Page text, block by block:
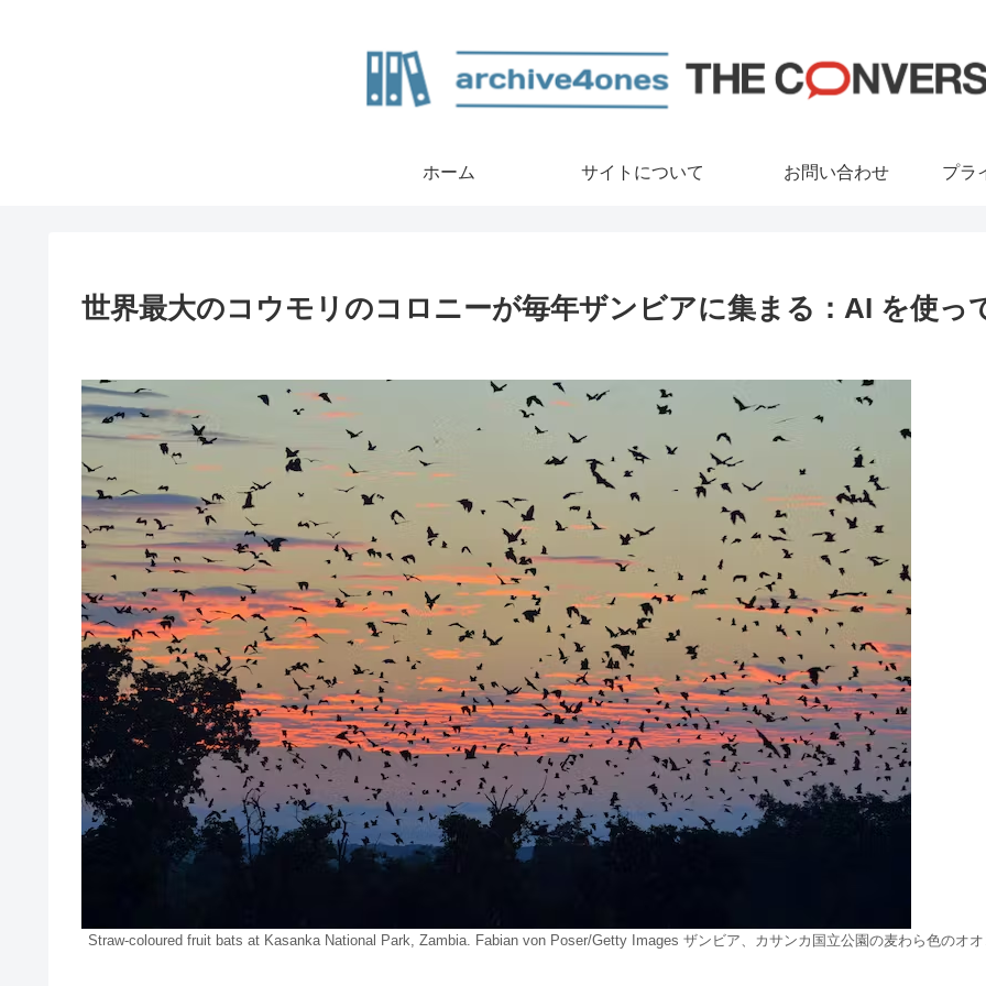
ホーム サイトについて お問い合わせ プラ
世界最大のコウモリのコロニーが毎年ザンビアに集まる：AI を使っ
Straw-coloured fruit bats at Kasanka National Park, Zambia. Fabian von Poser/Getty Images ザンビア、カサンカ国立公園の麦わら色のオオ